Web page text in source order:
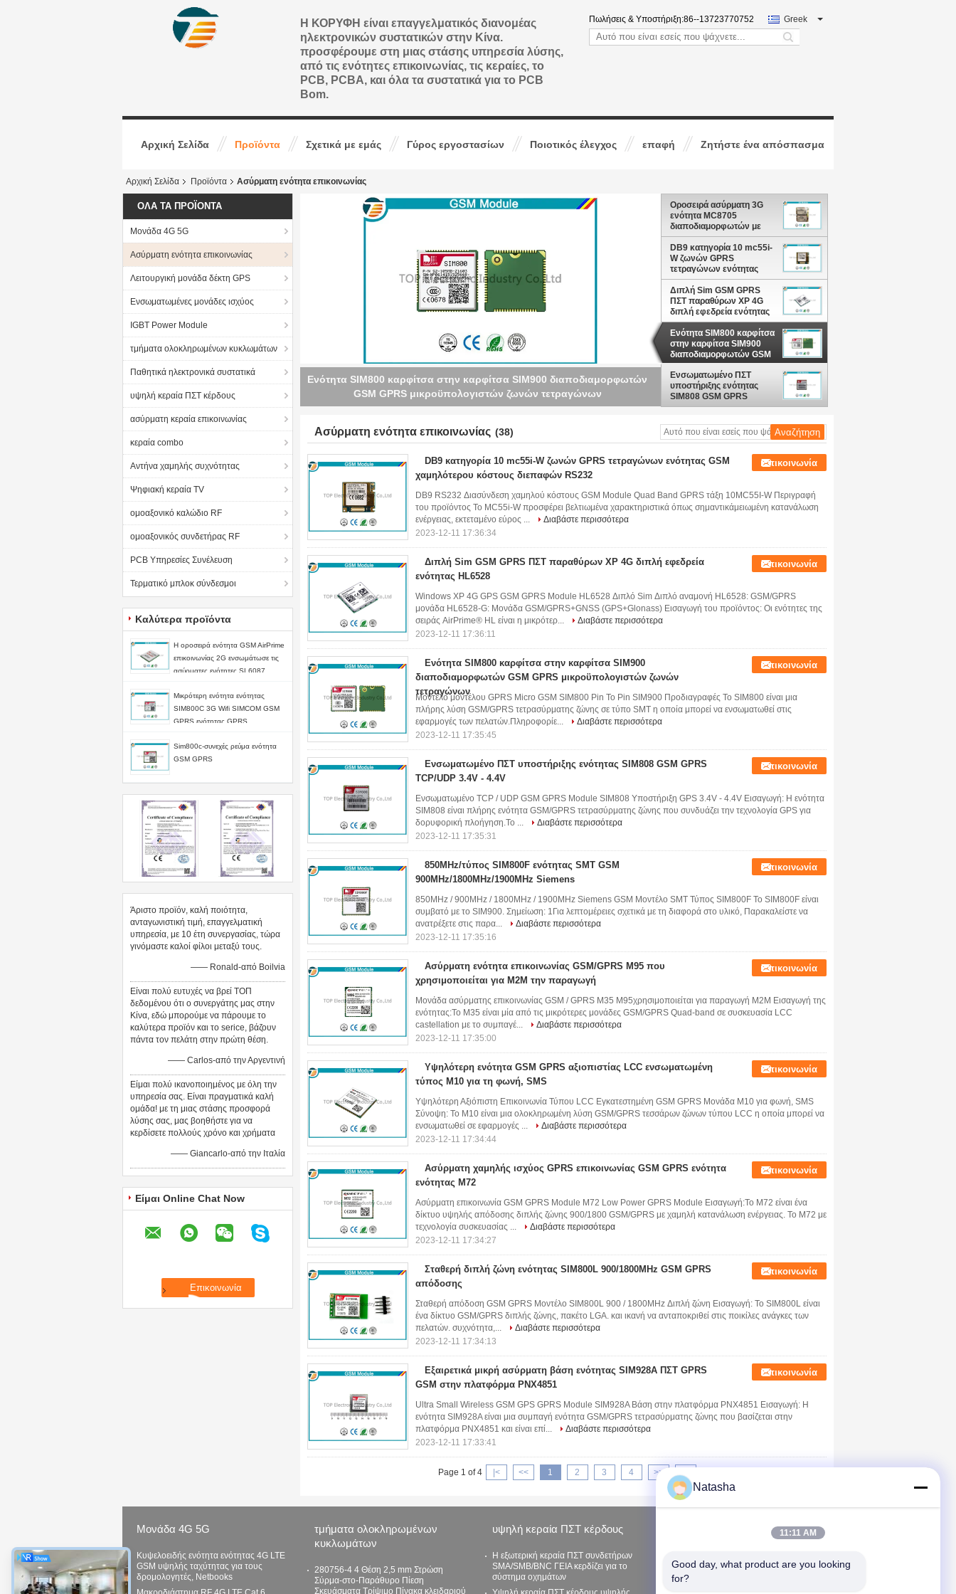
Η ΚΟΡΥΦΗ είναι επαγγελματικός διανομέας
ηλεκτρονικών συστατικών στην Κίνα.
προσφέρουμε στη μιας στάσης υπηρεσία λύσης,
από τις ενότητες επικοινωνίας, τις κεραίες, το
PCB, PCBA, και όλα τα συστατικά για το PCB
Bom.
Πωλήσεις & Υποστήριξη:86--13723770752 Greek
search
Αρχική Σελίδα Προϊόντα Σχετικά με εμάς Γύρος εργοστασίων Ποιοτικός έλεγχος επαφή Ζητήστε ένα απόσπασμα
Αρχική Σελίδα Προϊόντα Ασύρματη ενότητα επικοινωνίας
ΌΛΑ ΤΑ ΠΡΟΪΌΝΤΑ
Μονάδα 4G 5G
Ασύρματη ενότητα επικοινωνίας
Λειτουργική μονάδα δέκτη GPS
Ενσωματωμένες μονάδες ισχύος
IGBT Power Module
τμήματα ολοκληρωμένων κυκλωμάτων
Παθητικά ηλεκτρονικά συστατικά
υψηλή κεραία ΠΣΤ κέρδους
ασύρματη κεραία επικοινωνίας
κεραία combo
Αντήνα χαμηλής συχνότητας
Ψηφιακή κεραία TV
ομοαξονικό καλώδιο RF
ομοαξονικός συνδετήρας RF
PCB Υπηρεσίες Συνέλευση
Τερματικό μπλοκ σύνδεσμοι
Καλύτερα προϊόντα
Η οροσειρά ενότητα GSM AirPrime
επικοινωνίας 2G ενσωμάτωσε τις
ασύρματες ενότητες SL6087
Μικρότερη ενότητα ενότητας
SIM800C 3G Wifi SIMCOM GSM
GPRS ενότητας GPRS
Sim800c-συνεχές ρεύμα ενότητα
GSM GPRS
Άριστο προϊόν, καλή ποιότητα,
ανταγωνιστική τιμή, επαγγελματική
υπηρεσία, με 10 έτη συνεργασίας, τώρα
γινόμαστε καλοί φίλοι μεταξύ τους.
—— Ronald-από Boilvia
Είναι πολύ ευτυχές να βρεί ΤΟΠ
δεδομένου ότι ο συνεργάτης μας στην
Κίνα, εδώ μπορούμε να πάρουμε το
καλύτερα προϊόν και το serice, βάζουν
πάντα τον πελάτη στην πρώτη θέση.
—— Carlos-από την Αργεντινή
Είμαι πολύ ικανοποιημένος με όλη την
υπηρεσία σας. Είναι πραγματικά καλή
ομάδα! με τη μιας στάσης προσφορά
λύσης σας, μας βοηθήστε για να
κερδίσετε πολλούς χρόνο και χρήματα
—— Giancarlo-από την Ιταλία
Είμαι Online Chat Now
Ενσωματωμένο ΠΣΤ υποστήριξης ενότητας SIM808 GSM GPRS TCP/UDP
3.4V - 4.4V
Οροσειρά ασύρματη 3G
ενότητα MC8705
διαποδιαμορφωτών με
Qualcomm MDM8200A
Chipset
DB9 κατηγορία 10 mc55i-
W ζωνών GPRS
τετραγώνων ενότητας
GSM χαμηλότερου
κόστους διεπαφών RS232
Διπλή Sim GSM GPRS
ΠΣΤ παραθύρων XP 4G
διπλή εφεδρεία ενότητας
HL6528
Ενότητα SIM800 καρφίτσα
στην καρφίτσα SIM900
διαποδιαμορφωτών GSM
GPRS μικροϋπολογιστών
ζωνών τετραγώνων
Ενσωματωμένο ΠΣΤ
υποστήριξης ενότητας
SIM808 GSM GPRS
TCP/UDP 3.4V - 4.4V
Ασύρματη ενότητα επικοινωνίας (38)
DB9 κατηγορία 10 mc55i-W ζωνών GPRS τετραγώνων ενότητας GSM
χαμηλότερου κόστους διεπαφών RS232
Επικοινωνία
DB9 RS232 Διασύνδεση χαμηλού κόστους GSM Module Quad Band GPRS τάξη 10MC55I-W Περιγραφή
του προϊόντος Το MC55i-W προσφέρει βελτιωμένα χαρακτηριστικά όπως σημαντικάμειωμένη κατανάλωση
ενέργειας, εκτεταμένο εύρος ...
Διαβάστε περισσότερα
2023-12-11 17:36:34
Διπλή Sim GSM GPRS ΠΣΤ παραθύρων XP 4G διπλή εφεδρεία
ενότητας HL6528
Επικοινωνία
Windows XP 4G GPS GSM GPRS Module HL6528 Διπλό Sim Διπλό αναμονή HL6528: GSM/GPRS
μονάδα HL6528-G: Μονάδα GSM/GPRS+GNSS (GPS+Glonass) Εισαγωγή του προϊόντος: Οι ενότητες της
σειράς AirPrime® HL είναι η μικρότερ...
Διαβάστε περισσότερα
2023-12-11 17:36:11
Ενότητα SIM800 καρφίτσα στην καρφίτσα SIM900
διαποδιαμορφωτών GSM GPRS μικροϋπολογιστών ζωνών
τετραγώνων
Επικοινωνία
Μοντέλο μοντέλου GPRS Micro GSM SIM800 Pin To Pin SIM900 Προδιαγραφές Το SIM800 είναι μια
πλήρης λύση GSM/GPRS τετρασύρματης ζώνης σε τύπο SMT η οποία μπορεί να ενσωματωθεί στις
εφαρμογές των πελατών.Πληροφορίε...
Διαβάστε περισσότερα
2023-12-11 17:35:45
Ενσωματωμένο ΠΣΤ υποστήριξης ενότητας SIM808 GSM GPRS
TCP/UDP 3.4V - 4.4V
Επικοινωνία
Ενσωματωμένο TCP / UDP GSM GPRS Module SIM808 Υποστήριξη GPS 3.4V - 4.4V Εισαγωγή: Η ενότητα
SIM808 είναι πλήρης ενότητα GSM/GPRS τετρασύρματης ζώνης που συνδυάζει την τεχνολογία GPS για
δορυφορική πλοήγηση.Το ...
Διαβάστε περισσότερα
2023-12-11 17:35:31
850MHz/τύπος SIM800F ενότητας SMT GSM
900MHz/1800MHz/1900MHz Siemens
Επικοινωνία
850MHz / 900MHz / 1800MHz / 1900MHz Siemens GSM Μοντέλο SMT Τύπος SIM800F Το SIM800F είναι
συμβατό με το SIM900. Σημείωση: 1Για λεπτομέρειες σχετικά με τη διαφορά στο υλικό, Παρακαλείστε να
ανατρέξετε στις παρα...
Διαβάστε περισσότερα
2023-12-11 17:35:16
Ασύρματη ενότητα επικοινωνίας GSM/GPRS M95 που
χρησιμοποιείται για M2M την παραγωγή
Επικοινωνία
Μονάδα ασύρματης επικοινωνίας GSM / GPRS M35 M95χρησιμοποιείται για παραγωγή M2M Εισαγωγή της
ενότητας:Το M35 είναι μία από τις μικρότερες μονάδες GSM/GPRS Quad-band σε συσκευασία LCC
castellation με το συμπαγέ...
Διαβάστε περισσότερα
2023-12-11 17:35:00
Υψηλότερη ενότητα GSM GPRS αξιοπιστίας LCC ενσωματωμένη
τύπος M10 για τη φωνή, SMS
Επικοινωνία
Υψηλότερη Αξιόπιστη Επικοινωνία Τύπου LCC Εγκατεστημένη GSM GPRS Μονάδα M10 για φωνή, SMS
Σύνοψη: Το M10 είναι μια ολοκληρωμένη λύση GSM/GPRS τεσσάρων ζώνων τύπου LCC η οποία μπορεί να
ενσωματωθεί σε εφαρμογές ...
Διαβάστε περισσότερα
2023-12-11 17:34:44
Ασύρματη χαμηλής ισχύος GPRS επικοινωνίας GSM GPRS ενότητα
ενότητας M72
Επικοινωνία
Ασύρματη επικοινωνία GSM GPRS Module M72 Low Power GPRS Module Εισαγωγή:Το M72 είναι ένα
δίκτυο υψηλής απόδοσης διπλής ζώνης 900/1800 GSM/GPRS με χαμηλή κατανάλωση ενέργειας. Το M72 με
τεχνολογία συσκευασίας ...
Διαβάστε περισσότερα
2023-12-11 17:34:27
Σταθερή διπλή ζώνη ενότητας SIM800L 900/1800MHz GSM GPRS
απόδοσης
Επικοινωνία
Σταθερή απόδοση GSM GPRS Μοντέλο SIM800L 900 / 1800MHz Διπλή ζώνη Εισαγωγή: Το SIM800L είναι
ένα δίκτυο GSM/GPRS διπλής ζώνης, πακέτο LGA. και ικανή να ανταποκριθεί στις ποικίλες ανάγκες των
πελατών. συχνότητα,...
Διαβάστε περισσότερα
2023-12-11 17:34:13
Εξαιρετικά μικρή ασύρματη βάση ενότητας SIM928A ΠΣΤ GPRS
GSM στην πλατφόρμα PNX4851
Επικοινωνία
Ultra Small Wireless GSM GPS GPRS Module SIM928A Βάση στην πλατφόρμα PNX4851 Εισαγωγή: Η
ενότητα SIM928A είναι μια συμπαγή ενότητα GSM/GPRS τετρασύρματης ζώνης που βασίζεται στην
πλατφόρμα PNX4851 και είναι επί...
Διαβάστε περισσότερα
2023-12-11 17:33:41
Page 1 of 4 |< << 1 2 3 4 >>
Μονάδα 4G 5G
Κυψελοειδής ενότητα ενότητας 4G LTE
GSM υψηλής ταχύτητας για τους
δρομολογητές, Netbooks
τμήματα ολοκληρωμένων
κυκλωμάτων
280756-4 4 Θέση 2,5 mm Στρώση
Σύρμα-στο-Παράθυρο Πίεση
Σκευάσματα Τρίψιμο Πίνακα κλειδαριού
υψηλή κεραία ΠΣΤ κέρδους
Η εξωτερική κεραία ΠΣΤ συνδετήρων
SMA/SMB/BNC ΓΕΙΑ κερδίζει για το
σύστημα οχημάτων
Natasha
11:11 AM
Good day, what product are you looking
for?